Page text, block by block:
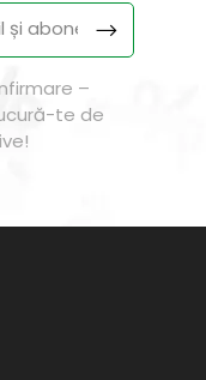
–
te de